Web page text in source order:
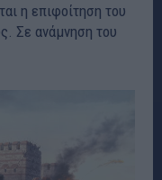
η επιφοίτηση του
Σε ανάμνηση του